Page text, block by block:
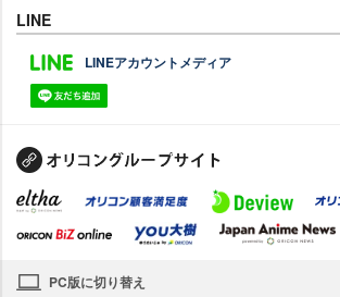
LINE
LINEアカウントメディア
PC版に切り替え